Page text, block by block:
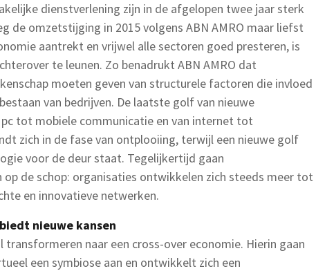
dienstverlening zijn in de afgelopen twee jaar sterk
de omzetstijging in 2015 volgens ABN AMRO maar liefst
aantrekt en vrijwel alle sectoren goed presteren, is
te leunen. Zo benadrukt ABN AMRO dat
moeten geven van structurele factoren die invloed
van bedrijven. De laatste golf van nieuwe
tot mobiele communicatie en van internet tot
zich in de fase van ontplooiing, terwijl een nieuwe golf
voor de deur staat. Tegelijkertijd gaan
de schop: organisaties ontwikkelen zich steeds meer tot
en innovatieve netwerken.
nieuwe kansen
transformeren naar een cross-over economie. Hierin gaan
een symbiose aan en ontwikkelt zich een